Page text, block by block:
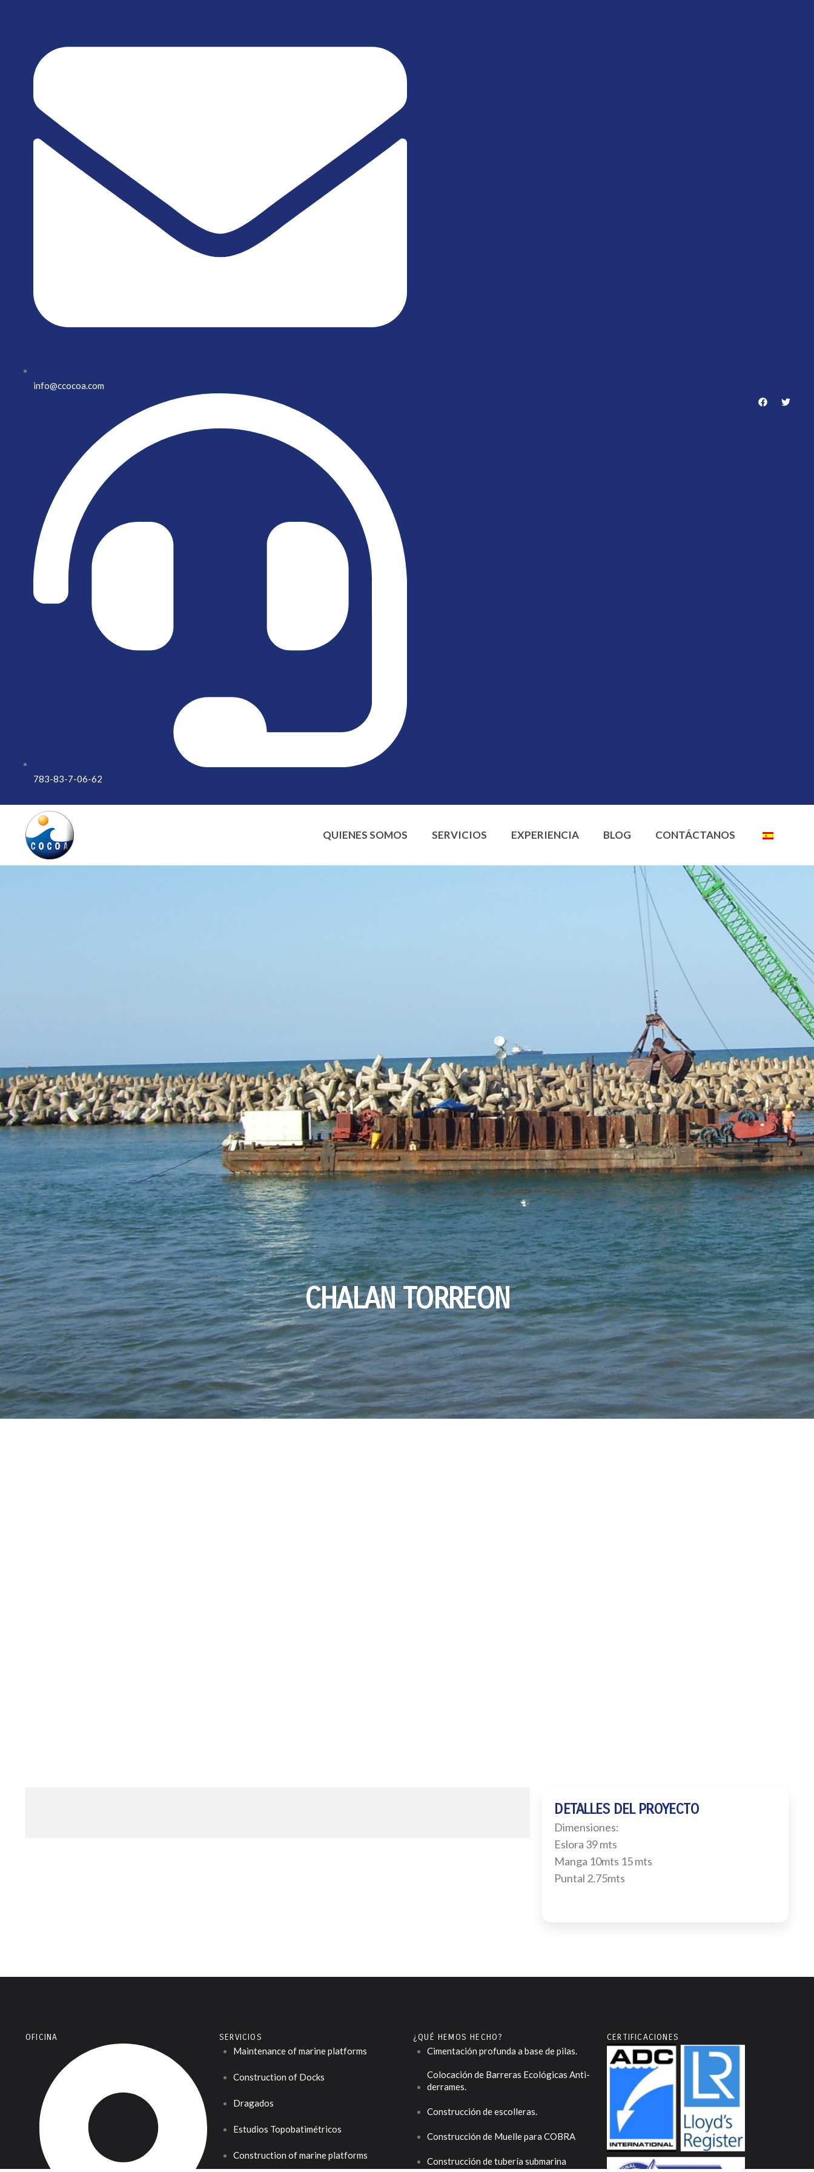
info@ccocoa.com
783-83-7-06-62
QUIENES SOMOS SERVICIOS EXPERIENCIA BLOG CONTÁCTANOS
CHALAN TORREON
DETALLES DEL PROYECTO
Dimensiones:
Eslora 39 mts
Manga 10mts 15 mts
Puntal 2.75mts
OFICINA SERVICIOS
Maintenance of marine platforms
Construction of Docks
Dragados
Estudios Topobatimétricos
Construction of marine platforms
¿QUÉ HEMOS HECHO?
Cimentación profunda a base de pilas.
Colocación de Barreras Ecológicas Anti-
derrames.
Construcción de escolleras.
Construcción de Muelle para COBRA
Construcción de tubería submarina
CERTIFICACIONES